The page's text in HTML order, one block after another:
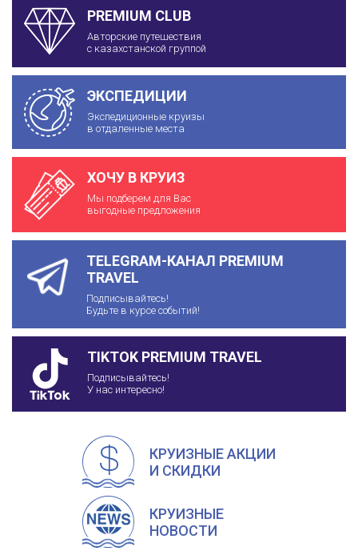
PREMIUM CLUB
Авторские путешествия
с казахстанской группой
ЭКСПЕДИЦИИ
Экспедиционные круизы
в отдаленные места
ХОЧУ В КРУИЗ
Мы подберем для Вас
выгодные предложения
TELEGRAM-КАНАЛ PREMIUM
TRAVEL
Подписывайтесь!
Будьте в курсе событий!
TIKTOK PREMIUM TRAVEL
Подписывайтесь!
У нас интересно!
КРУИЗНЫЕ АКЦИИ
И СКИДКИ
КРУИЗНЫЕ
НОВОСТИ